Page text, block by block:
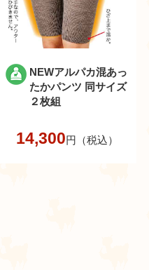
NEWアルパカ混あっ
たかパンツ 同サイズ
２枚組
14,300円（税込）